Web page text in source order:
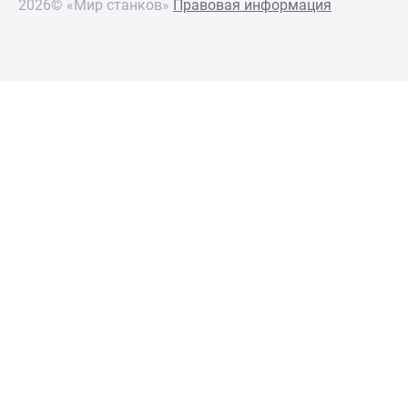
2026© «Мир станков» Правовая информация